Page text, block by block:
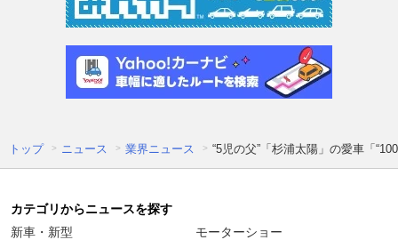
トップ ニュース 業界ニュース “5児の父”「杉浦太陽」の愛車「
カテゴリからニュースを探す
新車・新型
モーターショー